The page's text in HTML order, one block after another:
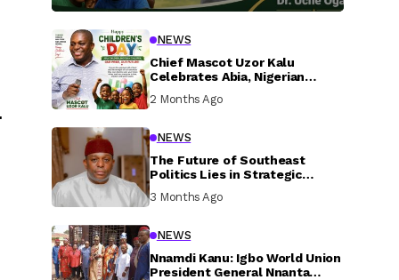
NEWS
Chief Mascot Uzor Kalu
Celebrates Abia, Nigerian
Investment In Their Welfare
2 Months Ago
NEWS
The Future of Southeast
Politics Lies in Strategic
Inclusive Participation
3 Months Ago
NEWS
Nnamdi Kanu: Igbo World Union
President General Nnanta